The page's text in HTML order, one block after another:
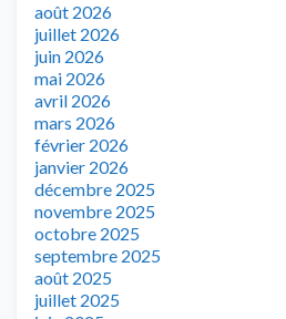
août 2026
juillet 2026
juin 2026
mai 2026
avril 2026
mars 2026
février 2026
janvier 2026
décembre 2025
novembre 2025
octobre 2025
septembre 2025
août 2025
juillet 2025